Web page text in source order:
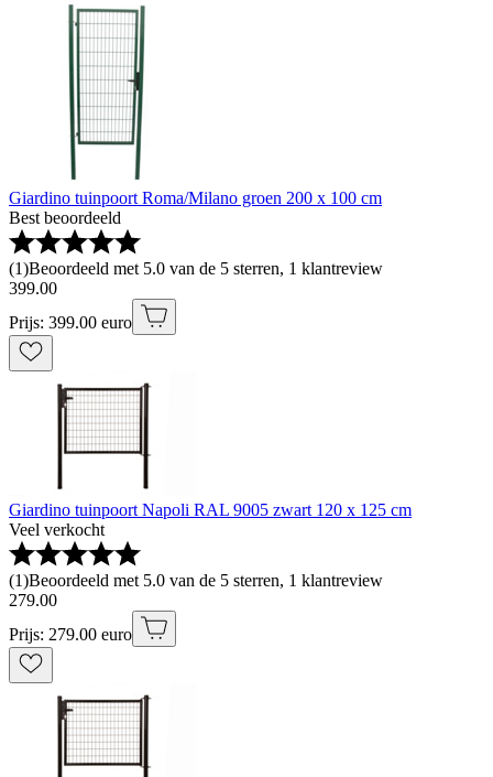
Giardino tuinpoort Roma/Milano groen 200 x 100 cm
Best beoordeeld
(1)Beoordeeld met 5.0 van de 5 sterren, 1 klantreview
399.00
Prijs: 399.00 euro
Giardino tuinpoort Napoli RAL 9005 zwart 120 x 125 cm
Veel verkocht
(1)Beoordeeld met 5.0 van de 5 sterren, 1 klantreview
279.00
Prijs: 279.00 euro